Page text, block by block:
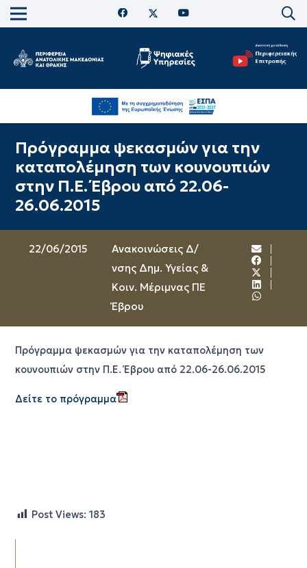
Πρόγραμμα ψεκασμών για την
καταπολέμηση των κουνουπιών
στην Π.Ε. Έβρου από 22.06-
26.06.2015
22/06/2015
Ανακοινώσεις Δ/
νσης Δημ. Υγείας &
Κοιν. Μέριμνας ΠΕ
Έβρου
Πρόγραμμα ψεκασμών για την καταπολέμηση των
κουνουπιών στην Π.Ε. Έβρου από 22.06-26.06.2015
Δείτε το πρόγραμμα
Post Views: 183